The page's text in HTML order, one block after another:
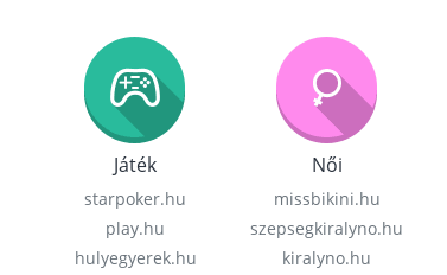
Játék
starpoker.hu
play.hu
hulyegyerek.hu
Női
missbikini.hu
szepsegkiralyno.hu
kiralyno.hu